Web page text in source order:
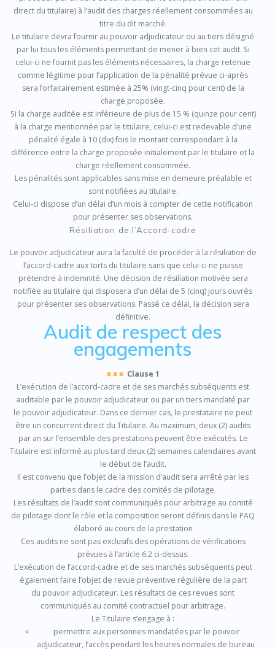
direct du titulaire) à l’audit des charges réellement consommées au
titre du dit marché.
Le titulaire devra fournir au pouvoir adjudicateur ou au tiers désigné
par lui tous les éléments permettant de mener à bien cet audit. Si
celui-ci ne fournit pas les éléments nécessaires, la charge retenue
comme légitime pour l’application de la pénalité prévue ci-après
sera forfaitairement estimée à 25% (vingt-cinq pour cent) de la
charge proposée.
Si la charge auditée est inférieure de plus de 15 % (quinze pour cent)
à la charge mentionnée par le titulaire, celui-ci est redevable d’une
pénalité égale à 10 (dix) fois le montant correspondant à la
différence entre la charge proposée initialement par le titulaire et la
charge réellement consommée.
Les pénalités sont applicables sans mise en demeure préalable et
sont notifiées au titulaire.
Celui-ci dispose d’un délai d’un mois à compter de cette notification
pour présenter ses observations.
Résiliation de l’Accord-cadre
Le pouvoir adjudicateur aura la faculté de procéder à la résiliation de
l’accord-cadre aux torts du titulaire sans que celui-ci ne puisse
prétendre à indemnité. Une décision de résiliation motivée sera
notifiée au titulaire qui disposera d’un délai de 5 (cinq) jours ouvrés
pour présenter ses observations. Passé ce délai, la décision sera
définitive.
Audit de respect des
engagements
■ ■ ■ Clause 1
L’exécution de l’accord-cadre et de ses marchés subséquents est
auditable par le pouvoir adjudicateur ou par un tiers mandaté par
le pouvoir adjudicateur. Dans ce dernier cas, le prestataire ne peut
être un concurrent direct du Titulaire. Au maximum, deux (2) audits
par an sur l’ensemble des prestations peuvent être exécutés. Le
Titulaire est informé au plus tard deux (2) semaines calendaires avant
le début de l’audit.
Il est convenu que l’objet de la mission d’audit sera arrêté par les
parties dans le cadre des comités de pilotage.
Les résultats de l’audit sont communiqués pour arbitrage au comité
de pilotage dont le rôle et la composition seront définis dans le PAQ
élaboré au cours de la prestation
Ces audits ne sont pas exclusifs des opérations de vérifications
prévues à l’article 6.2 ci-dessus.
L’exécution de l’accord-cadre et de ses marchés subséquents peut
également faire l’objet de revue préventive régulière de la part
du pouvoir adjudicateur. Les résultats de ces revues sont
communiqués au comité contractuel pour arbitrage.
Le Titulaire s’engage à :
permettre aux personnes mandatées par le pouvoir
adjudicateur, l’accès pendant les heures normales de bureau